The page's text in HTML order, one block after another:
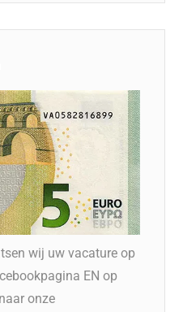
wij uw vacature op
EN op
onze